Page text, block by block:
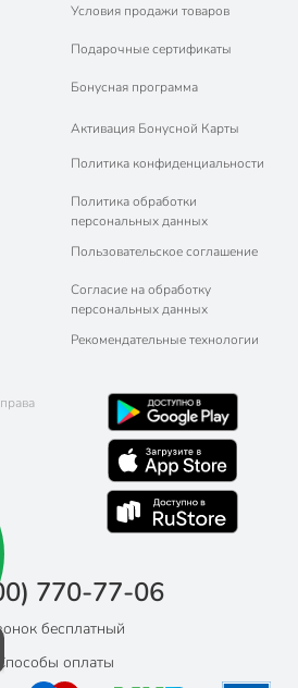
Условия продажи товаров
Подарочные сертификаты
Бонусная программа
Активация Бонусной Карты
Политика конфиденциальности
Политика обработки
персональных данных
Пользовательское соглашение
Согласие на обработку
персональных данных
Рекомендательные технологии
770-77-06
бесплатный
Способы оплаты